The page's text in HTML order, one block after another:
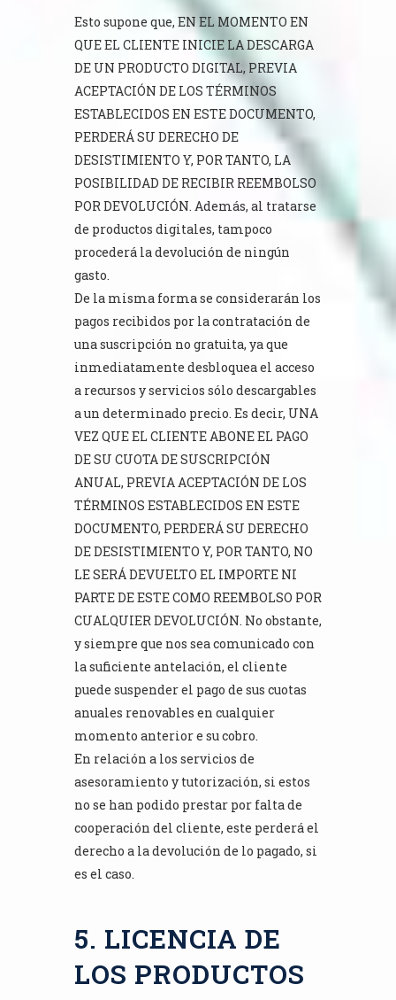
Esto supone que, EN EL MOMENTO EN
QUE EL CLIENTE INICIE LA DESCARGA
DE UN PRODUCTO DIGITAL, PREVIA
ACEPTACIÓN DE LOS TÉRMINOS
ESTABLECIDOS EN ESTE DOCUMENTO,
PERDERÁ SU DERECHO DE
DESISTIMIENTO Y, POR TANTO, LA
POSIBILIDAD DE RECIBIR REEMBOLSO
POR DEVOLUCIÓN. Además, al tratarse
de productos digitales, tampoco
procederá la devolución de ningún
gasto.
De la misma forma se considerarán los
pagos recibidos por la contratación de
una suscripción no gratuita, ya que
inmediatamente desbloquea el acceso
a recursos y servicios sólo descargables
a un determinado precio. Es decir, UNA
VEZ QUE EL CLIENTE ABONE EL PAGO
DE SU CUOTA DE SUSCRIPCIÓN
ANUAL, PREVIA ACEPTACIÓN DE LOS
TÉRMINOS ESTABLECIDOS EN ESTE
DOCUMENTO, PERDERÁ SU DERECHO
DE DESISTIMIENTO Y, POR TANTO, NO
LE SERÁ DEVUELTO EL IMPORTE NI
PARTE DE ESTE COMO REEMBOLSO POR
CUALQUIER DEVOLUCIÓN. No obstante,
y siempre que nos sea comunicado con
la suficiente antelación, el cliente
puede suspender el pago de sus cuotas
anuales renovables en cualquier
momento anterior e su cobro.
En relación a los servicios de
asesoramiento y tutorización, si estos
no se han podido prestar por falta de
cooperación del cliente, este perderá el
derecho a la devolución de lo pagado, si
es el caso.
5. LICENCIA DE
LOS PRODUCTOS